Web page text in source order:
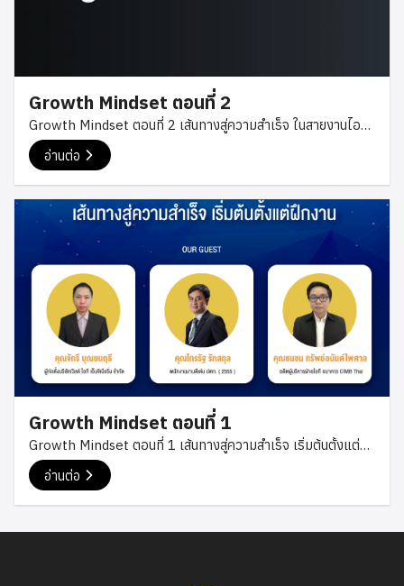
Growth Mindset ตอนที่ 2
Growth Mindset ตอนที่ 2 เส้นทางสู่ความสำเร็จ ในสายงานไอที
การเตรียมตัวก่อนหางาน การหางาน สัมภาษณ์งาน คุณจักรี
บุณยนฤธี คุณไกรรัฐ รักสกุล คุณชนชน ทรัพย์อนันต์ไพศาล วัน
เสาร์ที่ 25 กรกฎาคม 2020 เวลาตั้งแต่ 21:00-22:00 น
การเตรียมตัวก่อนที่จะหางาน การหางานก็เหมือนกับการ
ขายของ มีอะไรก็ต้องใส่ให้หมดทุกอย่างที่ดีของเราไปเพื่อที่จะให้
คนที่จะรับทำงานได้ตัดสินใจได้งาน Resume เป็นสิ่งที่สำคัญเหมือน
กันระดับต้นๆ และ Resume ที่ดีควรเป็นภาษาอังกฤษเพราะว่าจะได้
สมัครได้ทั้งในไทย และต่างชาติ อะไรที่ควรอยู่ใน Resume บ้าง ก็
จะมี ชื่อ อายุ ประสบการณ์การทำงาน ใช้ที่ไปฝึกงานมาก็ได้สำหรับ
เด็กจบใหม่ และในเรื่องประสบการณ์ทำงาน ตำแหน่งงานไม่ตรง
สายที่จบมาอย่าไปกลัวลองยื่นไปก่อนบ้างที่ HR แค่เขียนขึ้นมาว่าถ้า
มีแต่ถ้าไม่มีก็ลองส่งมาดูของเพียงเราคิดว่าเราทำงานนี้ได้ไม่ต้อง
ลองดูก่อน และ ความสามารถจะช่วยเสริมได้อะไรที่เราขาดด้านไหน
เราต้องใช้ความสามารถมาเพิ่มเพื่อที่จะ เอามาสู้กับคนที่มี
ประสบการณ์ทำงานเยอะๆได้ ต้องให้ละเอียดนิดหน่อยเรื่องการ
ทำงานไปทำอะไรมาแล้วบ้างจะช่วยได้เยอะ อีกอย่างเลย คือ
portfolio เรามีโปรเจคอะไรตอนเรียน หรือ ตอนทำงานเคยทำ
ที่สุดไปเก่าที่สุด ถ้ามีใบเซอร์อะไรก็ใส่ลงไปให้หมดเหมือนกัน […]
อ่านต่อ
Growth Mindset ตอนที่ 1
Growth Mindset ตอนที่ 1 เส้นทางสู่ความสำเร็จ เริ่มต้นตั้งแต่
ฝึกงาน ประสบการณ์ในการฝึกงานครั้งแรก การทำงาน
วัฒนธรรมองค์กร คุณจักรี บุณยนฤธี คุณไกรรัฐ รักสกุล คุณชนชน
ทรัพย์อนันต์ไพศาล วันเสาร์ที่ 18 มีนาคม 2020 เวลาตั้งแต่
21:00-22:00 น . การฝึกงานสิ่งที่ต้องมีเลย คือ ความเตรียม
อ่านต่อ